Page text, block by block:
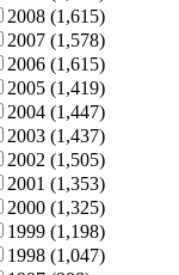
2008 (1,615)
2007 (1,578)
2006 (1,615)
2005 (1,419)
2004 (1,447)
2003 (1,437)
2002 (1,505)
2001 (1,353)
2000 (1,325)
1999 (1,198)
1998 (1,047)